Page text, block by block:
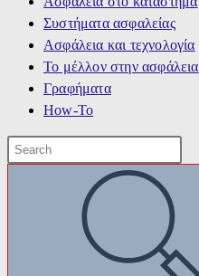
Συστήματα ασφαλείας
Ασφάλεια και τεχνολογία
Το μέλλον στην ασφάλεια
Γραφήματα
How-To